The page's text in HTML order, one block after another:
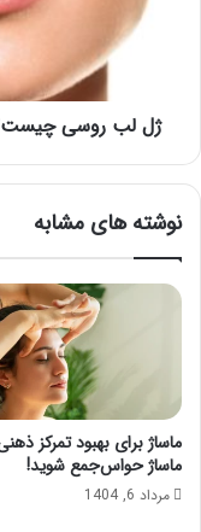
ژل لب روسی چیست؟ 7 برند برتر تزریق فیلر لب
نوشته های مشابه
ماساژ برای بهبود تمرکز
ماساژ حواس‌جمع شوید!
مرداد 6, 1404